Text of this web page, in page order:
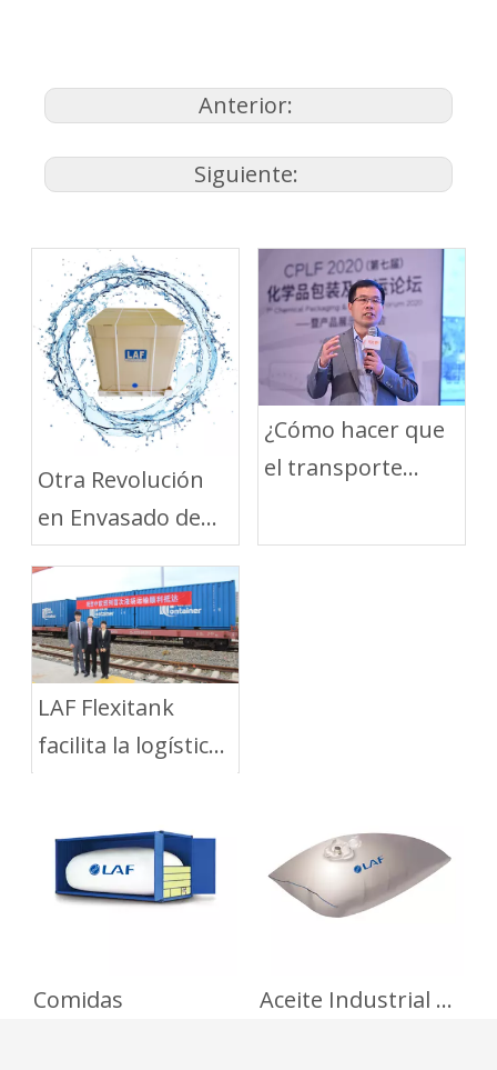
Anterior:
Siguiente:
Otra Revolución
en Envasado de
Líquidos y
Logística
¿Cómo hacer que
el transporte
sea más
LAF Flexitank
facilita la logística
China y Rusia
Comidas Aceite Industrial Y Químicos No Peligrosos